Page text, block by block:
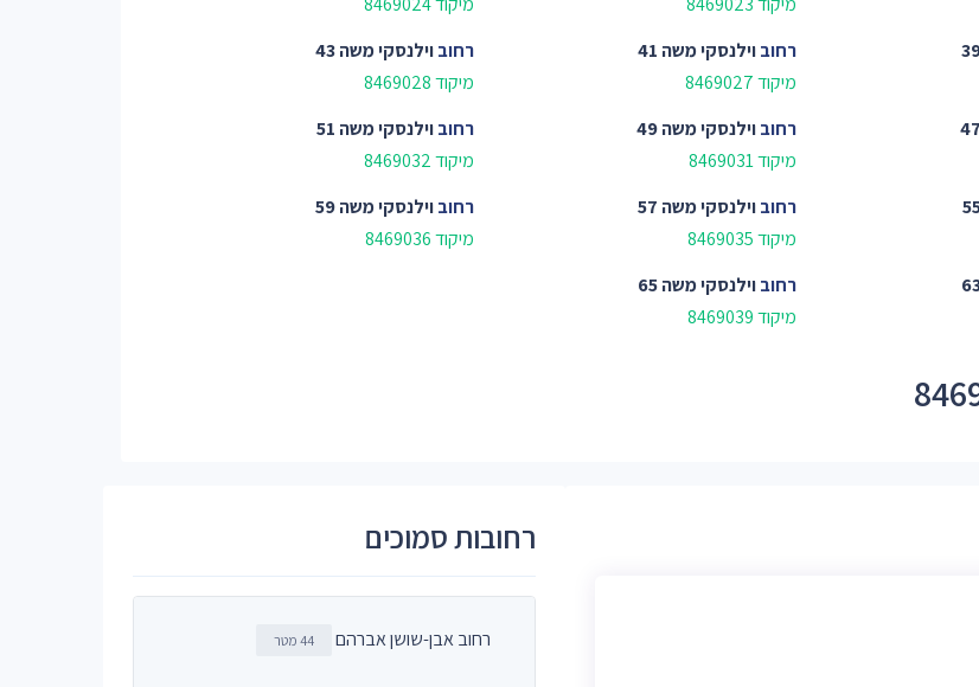
רחובוילנסקי משה 41
מיקוד 8469027
רחובוילנסקי משה 43
מיקוד 8469028
רחובוילנסקי משה 49
מיקוד 8469031
רחובוילנסקי משה 51
מיקוד 8469032
רחובוילנסקי משה 57
מיקוד 8469035
רחובוילנסקי משה 59
מיקוד 8469036
רחובוילנסקי משה 65
מיקוד 8469039
רחובות סמוכים
רחוב אבן-שושן אברהם 44 מטר